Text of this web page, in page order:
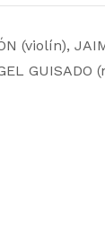
(violín),
GUISADO